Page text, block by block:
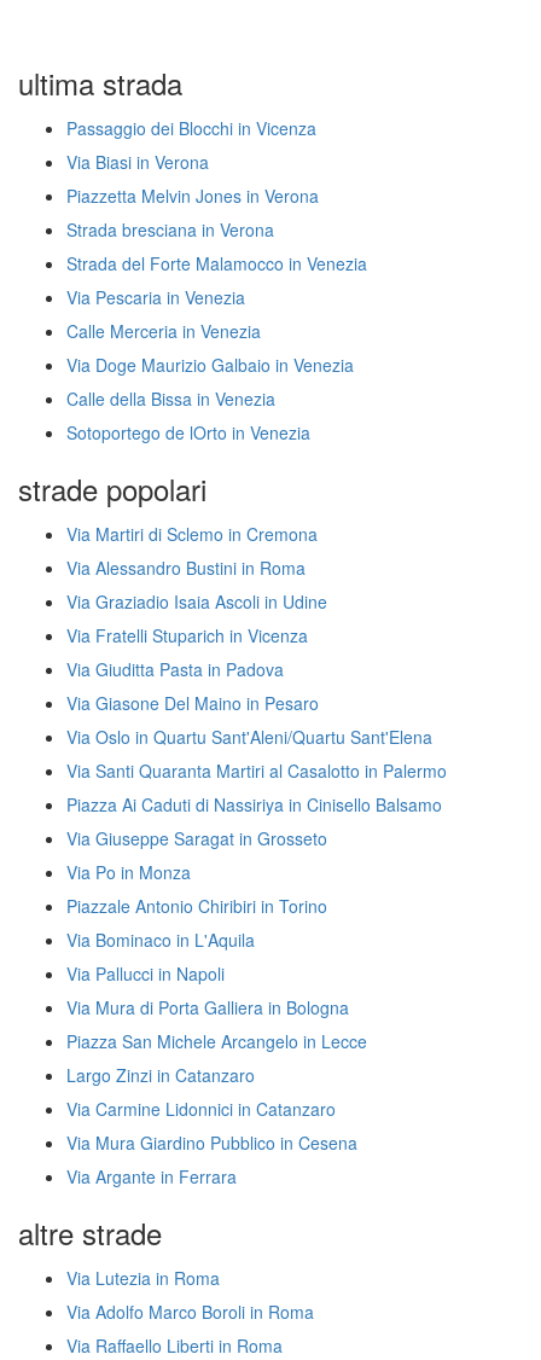
ultima strada
Passaggio dei Blocchi in Vicenza
Via Biasi in Verona
Piazzetta Melvin Jones in Verona
Strada bresciana in Verona
Strada del Forte Malamocco in Venezia
Via Pescaria in Venezia
Calle Merceria in Venezia
Via Doge Maurizio Galbaio in Venezia
Calle della Bissa in Venezia
Sotoportego de lOrto in Venezia
strade popolari
Via Martiri di Sclemo in Cremona
Via Alessandro Bustini in Roma
Via Graziadio Isaia Ascoli in Udine
Via Fratelli Stuparich in Vicenza
Via Giuditta Pasta in Padova
Via Giasone Del Maino in Pesaro
Via Oslo in Quartu Sant'Aleni/Quartu Sant'Elena
Via Santi Quaranta Martiri al Casalotto in Palermo
Piazza Ai Caduti di Nassiriya in Cinisello Balsamo
Via Giuseppe Saragat in Grosseto
Via Po in Monza
Piazzale Antonio Chiribiri in Torino
Via Bominaco in L'Aquila
Via Pallucci in Napoli
Via Mura di Porta Galliera in Bologna
Piazza San Michele Arcangelo in Lecce
Largo Zinzi in Catanzaro
Via Carmine Lidonnici in Catanzaro
Via Mura Giardino Pubblico in Cesena
Via Argante in Ferrara
altre strade
Via Lutezia in Roma
Via Adolfo Marco Boroli in Roma
Via Raffaello Liberti in Roma